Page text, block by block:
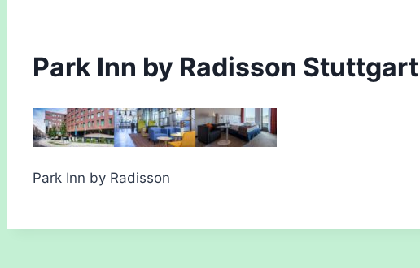
Park Inn by Radisson
Park Inn by Radisson